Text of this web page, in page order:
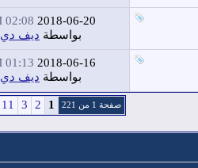
2018-06-20
02:08 PM
بواسطة ديف دي
2018-06-16
01:13 PM
بواسطة ديف دي
صفحة 1 من 221 1
2
3
11